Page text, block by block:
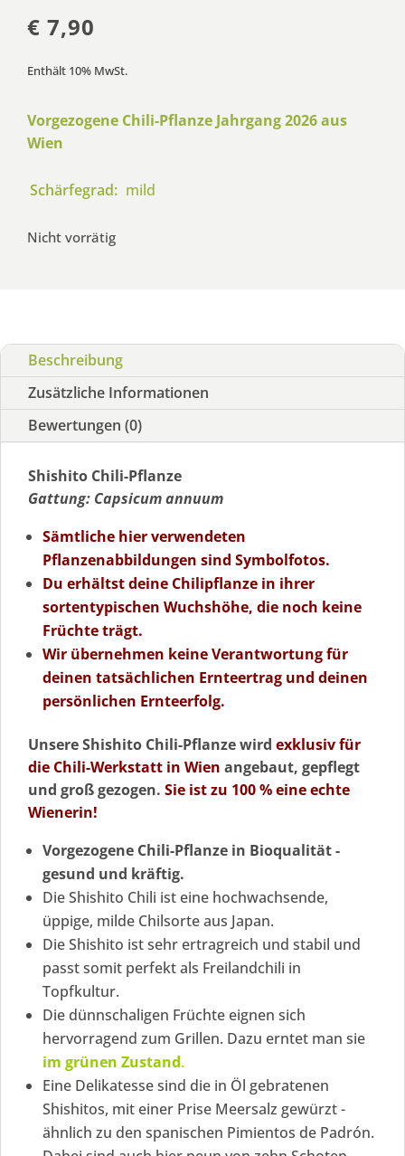
€ 7,90
Enthält 10% MwSt.
Vorgezogene Chili-Pflanze Jahrgang 2026 aus
Wien
Schärfegrad: mild
Nicht vorrätig
Beschreibung
Zusätzliche Informationen
Bewertungen (0)
Shishito Chili-Pflanze
Gattung: Capsicum annuum
Sämtliche hier verwendeten
Pflanzenabbildungen sind Symbolfotos.
Du erhältst deine Chilipflanze in ihrer
sortentypischen Wuchshöhe, die noch keine
Früchte trägt.
Wir übernehmen keine Verantwortung für
deinen tatsächlichen Ernteertrag und deinen
persönlichen Ernteerfolg.
Unsere Shishito Chili-Pflanze wird exklusiv für
die Chili-Werkstatt in Wien angebaut, gepflegt
und groß gezogen. Sie ist zu 100 % eine echte
Wienerin!
Vorgezogene Chili-Pflanze in Bioqualität -
gesund und kräftig.
Die Shishito Chili ist eine hochwachsende,
üppige, milde Chilsorte aus Japan.
Die Shishito ist sehr ertragreich und stabil und
passt somit perfekt als Freilandchili in
Topfkultur.
Die dünnschaligen Früchte eignen sich
hervorragend zum Grillen. Dazu erntet man sie
im grünen Zustand.
Eine Delikatesse sind die in Öl gebratenen
Shishitos, mit einer Prise Meersalz gewürzt -
ähnlich zu den spanischen Pimientos de Padrón.